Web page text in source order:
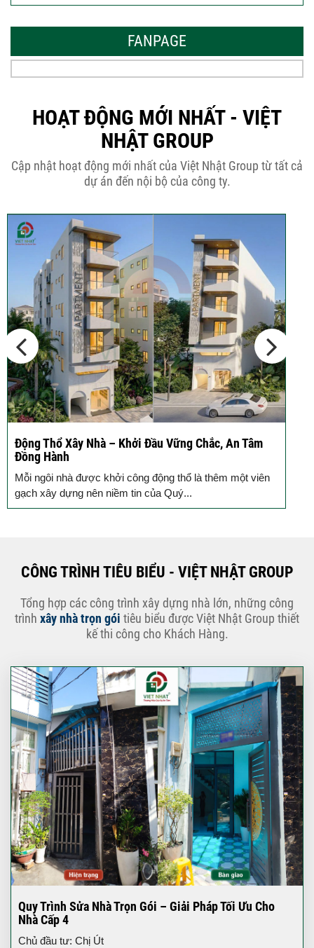
Thiết Kế Hòa...
Bê Tông...
THÔNG BÁO KẾ HOẠCH TĂNG ĐƠN
GIÁ XÂY DỰNG NHÀ...
Thép Râu Tường – Kinh Nghiệm Thi
Công Chuẩn Kỹ...
10 Vị Trí Nên Xây Gạch Đinh – Chủ
Đầu...
FANPAGE
HOẠT ĐỘNG MỚI NHẤT - VIỆT
NHẬT GROUP
Cập nhật hoạt động mới nhất của Việt Nhật Group từ tất cả
dự án đến nội bộ của công ty.
Động Thổ Xây Nhà – Khởi Đầu Vững Chắc, An Tâm
Đồng Hành
Mỗi ngôi nhà được khởi công động thổ là thêm một viên
gạch xây dựng nên niềm tin của Quý...
CÔNG TRÌNH TIÊU BIỂU - VIỆT NHẬT GROUP
Tổng hợp các công trình xây dựng nhà lớn, những công
trình xây nhà trọn gói tiêu biểu được Việt Nhật Group thiết
kế thi công cho Khách Hàng.
Quy Trình Sửa Nhà Trọn Gói – Giải Pháp Tối Ưu Cho
Nhà Cấp 4
Chủ đầu tư: Chị Út